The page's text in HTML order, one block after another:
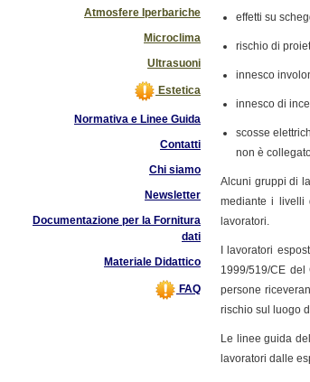
Atmosfere Iperbariche
Microclima
Ultrasuoni
Estetica
Normativa e Linee Guida
Contatti
Chi siamo
Newsletter
Documentazione per la Fornitura
dati
Materiale Didattico
FAQ
effetti su
rischio di
innesco
innesco di
scosse
non è
Alcuni gruppi di
mediante i livelli
lavoratori.
I lavoratori
1999/519/CE
persone
rischio sul luogo
Le linee guida
lavoratori dalle